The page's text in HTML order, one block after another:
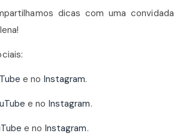
e no Instagram.
e no Instagram.
e no Instagram.